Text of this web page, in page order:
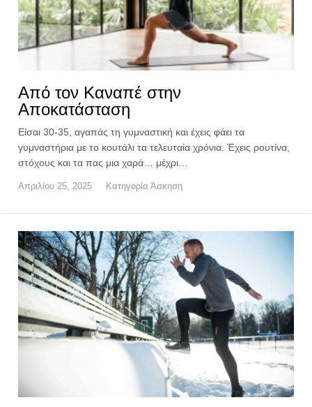
Από τον Καναπέ στην
Αποκατάσταση
Είσαι 30-35, αγαπάς τη γυμναστική και έχεις φάει τα
γυμναστήρια με το κουτάλι τα τελευταία χρόνια. Έχεις ρουτίνα,
στόχους και τα πας μια χαρά… μέχρι…
Απριλίου 25, 2025 Κατηγορία Άσκηση